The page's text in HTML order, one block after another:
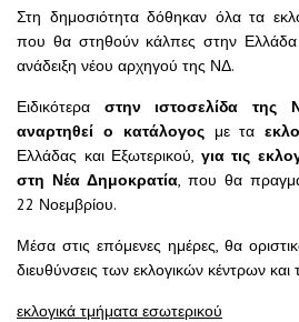
Στη δημοσιότητα δόθηκαν όλα τα
που θα στηθούν κάλπες στην Ελλάδα
ανάδειξη νέου αρχηγού της ΝΔ.
Ειδικότερα στην ιστοσελίδα της
αναρτηθεί ο κατάλογοςμε τα
Ελλάδας και Εξωτερικού, για τις
στη Νέα Δημοκρατία, που θα
22 Νοεμβρίου.
Μέσα στις επόμενες ημέρες, θα
διευθύνσεις των εκλογικών κέντρων και
εκλογικά τμήματα εσωτερικού